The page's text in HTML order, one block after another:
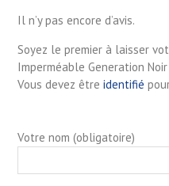
Il n’y pas encore d’avis.
Soyez le premier à laisser
Imperméable Generation Noir
Vous devez être identifié
Votre nom (obligatoire)